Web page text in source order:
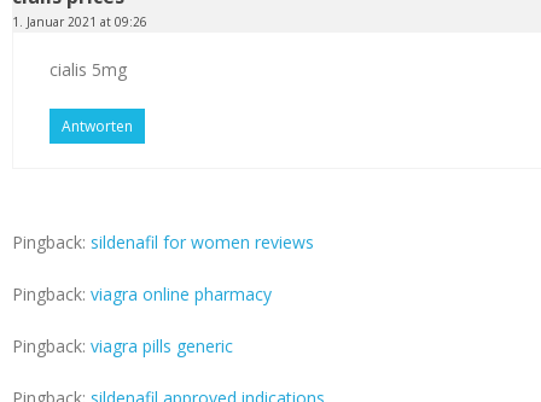
1. Januar 2021 at 09:26
cialis 5mg
Antworten
Pingback: sildenafil for women reviews
Pingback: viagra online pharmacy
Pingback: viagra pills generic